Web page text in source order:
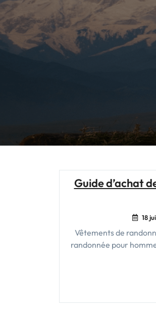
Guide d’achat
18
Vêtements de
randonnée pour